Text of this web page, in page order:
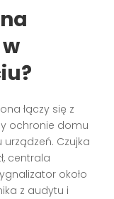
łączy się z
ochronie domu
Czujka
centrala
około
z audytu i